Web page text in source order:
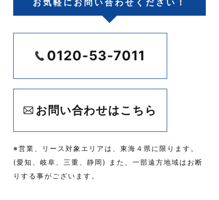
お気軽にお問い合わせください！
0120-53-7011
お問い合わせはこちら
※営業、リース対象エリアは、東海４県に限ります。
(愛知、岐阜、三重、静岡) また、一部遠方地域はお断
りする事がございます。